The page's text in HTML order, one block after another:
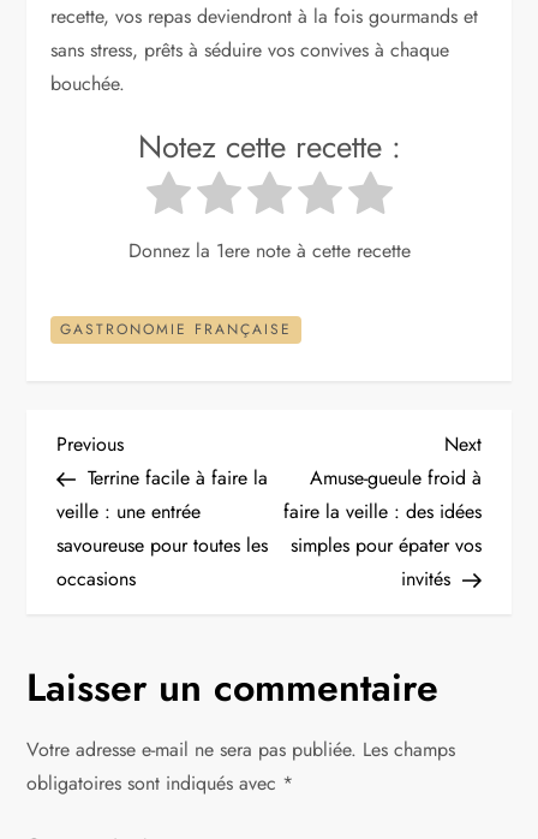
recette, vos repas deviendront à la fois gourmands et
sans stress, prêts à séduire vos convives à chaque
bouchée.
Notez cette recette :
Donnez la 1ere note à cette recette
GASTRONOMIE FRANÇAISE
N
a
v
g
a
t
Previous
Post
Previous
Terrine facile à faire la
veille : une entrée
savoureuse pour toutes les
occasions
Next
Post
Next
Amuse-gueule froid à
faire la veille : des idées
simples pour épater vos
invités
Laisser un commentaire
Votre adresse e-mail ne sera pas publiée. Les champs
obligatoires sont indiqués avec *